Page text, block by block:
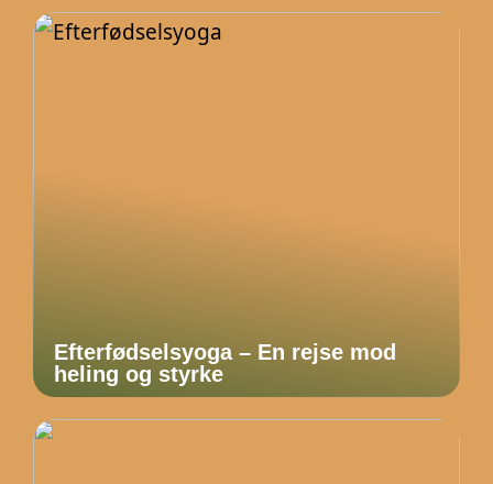
Efterfødselsyoga – En rejse mod
heling og styrke